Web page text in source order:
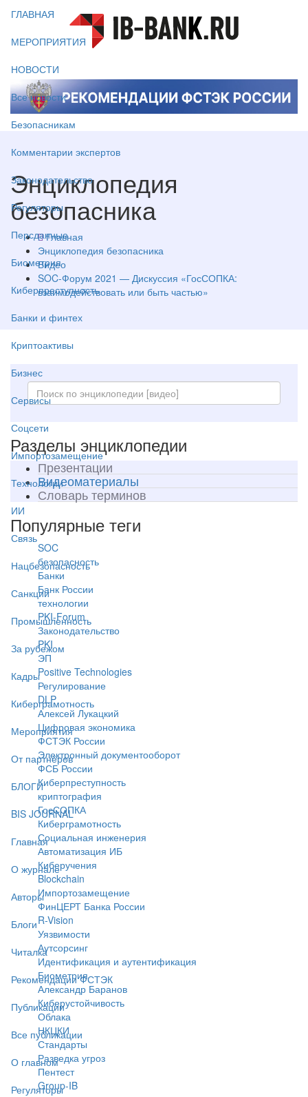
ГЛАВНАЯ
МЕРОПРИЯТИЯ
НОВОСТИ
Все новости
Безопасникам
Комментарии экспертов
Законодательство
Регуляторы
Персданные
Биометрия
Киберпреступность
Банки и финтех
Криптоактивы
Бизнес
Сервисы
Соцсети
Импортозамещение
Технологии
ИИ
Связь
Нацбезопасность
Санкции
Промышленность
За рубежом
Кадры
Киберграмотность
Мероприятия
От партнёров
БЛОГИ
BIS JOURNAL
Главная
О журнале
Авторы
Блоги
Читалка
Рекомендации ФСТЭК
Публикации
Все публикации
О главном
Регуляторы
Энциклопедия
безопасника
Главная
Энциклопедия безопасника
Видео
SOC-Форум 2021 — Дискуссия «ГосСОПКА:
взаимодействовать или быть частью»
Разделы энциклопедии
Презентации
Видеоматериалы
Словарь терминов
Популярные теги
SOC
безопасность
Банки
Банк России
технологии
PKI-Forum
Законодательство
PKI
ЭП
Positive Technologies
Регулирование
DLP
Алексей Лукацкий
Цифровая экономика
ФСТЭК России
Электронный документооборот
ФСБ России
Киберпреступность
криптография
ГосСОПКА
Киберграмотность
Социальная инженерия
Автоматизация ИБ
Киберучения
Blockchain
Импортозамещение
ФинЦЕРТ Банка России
R-Vision
Уязвимости
Аутсорсинг
Идентификация и аутентификация
Биометрия
Александр Баранов
Киберустойчивость
Облака
НКЦКИ
Стандарты
Разведка угроз
Пентест
Group-IB